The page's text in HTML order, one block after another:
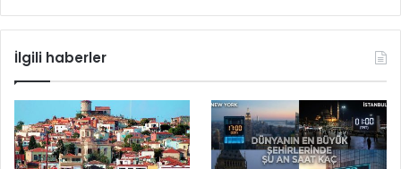
İlgili haberler